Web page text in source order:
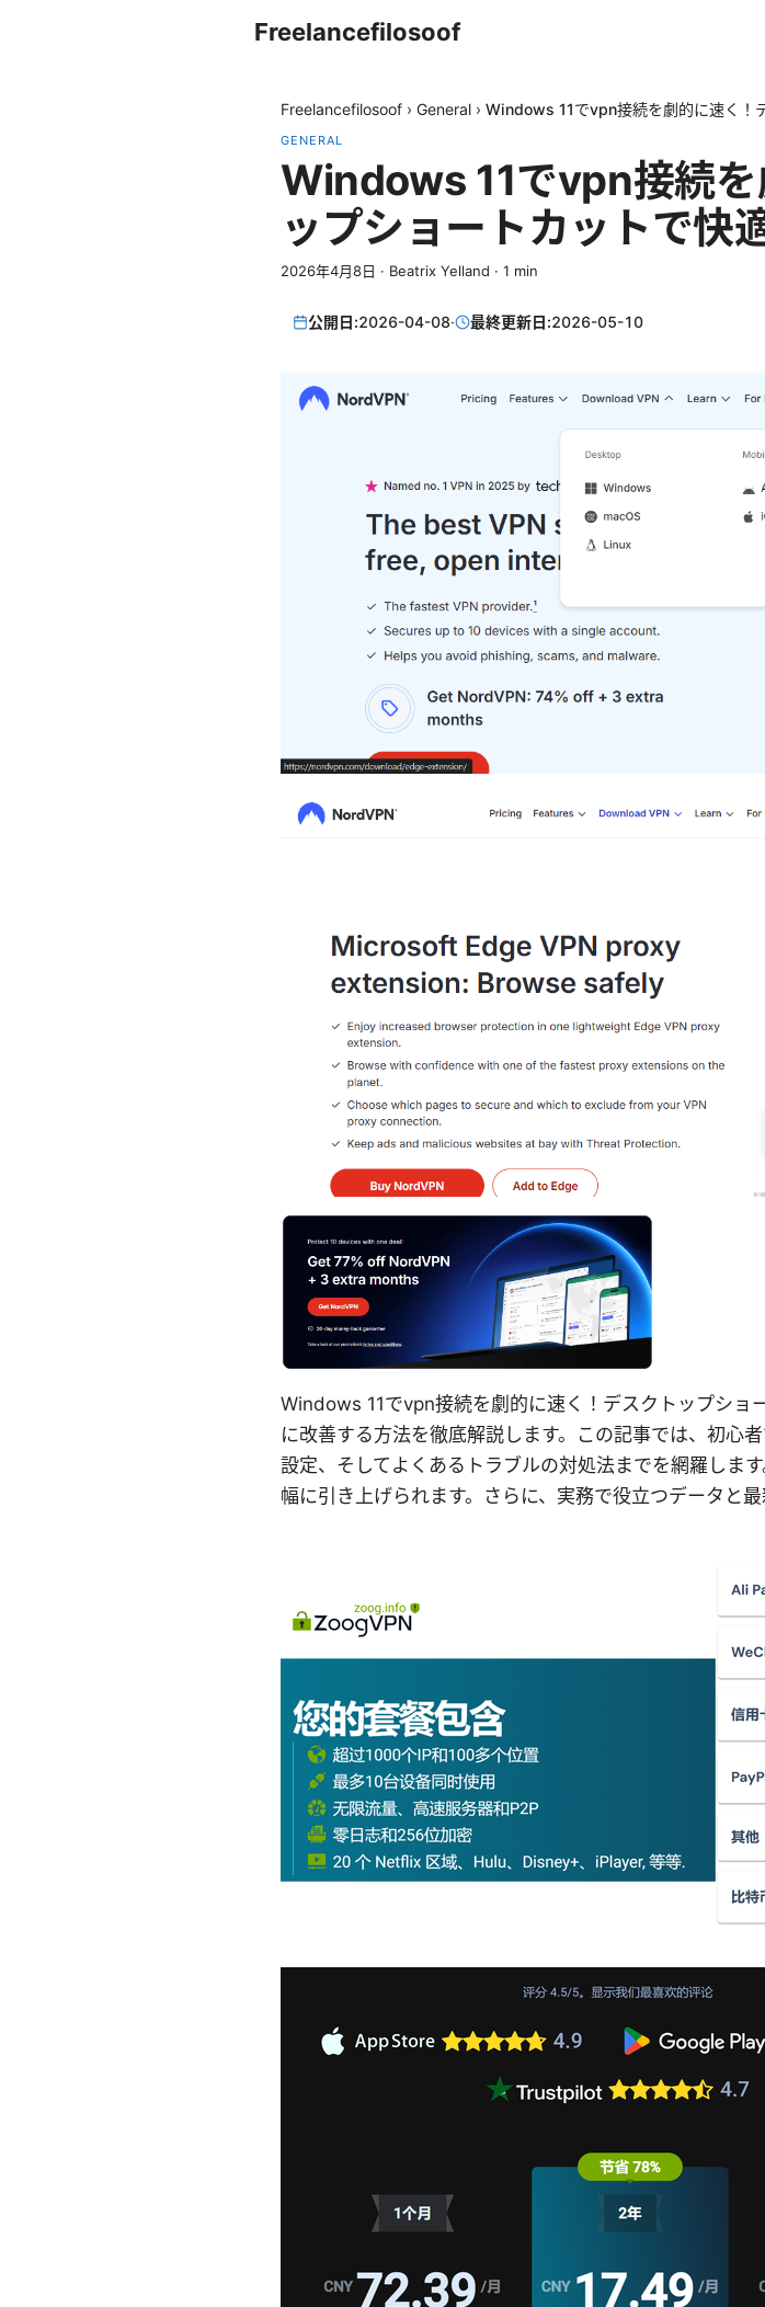
Freelancefilosoof
Freelancefilosoof › General › Windows 11でvpn接続を劇的に速く！
GENERAL
Windows 11でvpn接続を
ップショートカットで快
2026年4月8日 · Beatrix Yelland · 1 min
公開日:2026-04-08· 最終更新日:2026-05-10
Windows 11でvpn接続を劇的に速く！デスクトップショ
に改善する方法を徹底解説します。この記事では、初心
設定、そしてよくあるトラブルの対処法までを網羅しま
幅に引き上げられます。さらに、実務で役立つデータと